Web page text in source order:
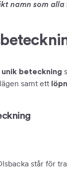
namn som
beteckning
samt ett
står för